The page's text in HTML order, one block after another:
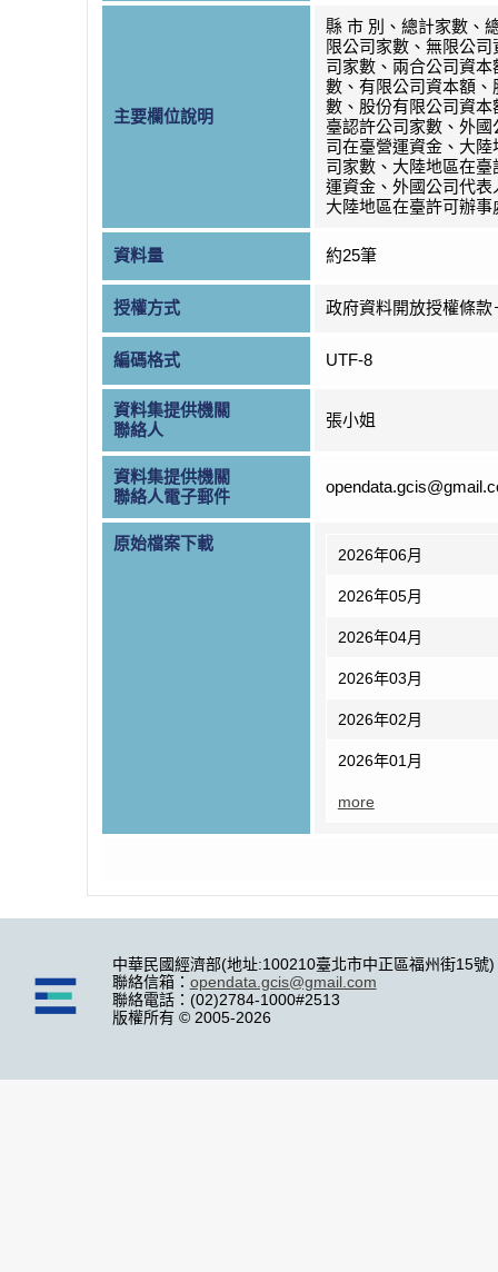
主要欄位說明
縣 市 別、總計家數、
限公司家數、無限公
司家數、兩合公司資
數、有限公司資本額、
數、股份有限公司資本
臺認許公司家數、外
司在臺營運資金、大
司家數、大陸地區在
運資金、外國公司代表
大陸地區在臺許可辦事
資料量 約25筆
授權方式 政府資料開放授權條款
編碼格式 UTF-8
資料集提供機關
聯絡人
張小姐
資料集提供機關
聯絡人電子郵件
原始檔案下載
2026年06月
2026年05月
2026年04月
2026年03月
2026年02月
2026年01月
more
中華民國經濟部(地址:100210臺北市中正區福州街15號)
聯絡信箱： opendata.gcis@gmail.com
聯絡電話：(02)2784-1000#2513
版權所有 © 2005-2026